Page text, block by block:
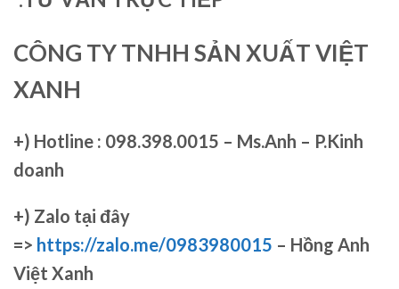
CÔNG TY TNHH SẢN XUẤT VIỆT
XANH
+) Hotline : 098.398.0015 – Ms.Anh – P.Kinh
doanh
+) Zalo tại đây
=> https://zalo.me/0983980015 – Hồng Anh
Việt Xanh